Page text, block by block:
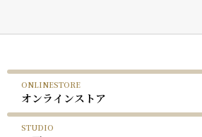
ONLINESTORE
オンラインストア
STUDIO